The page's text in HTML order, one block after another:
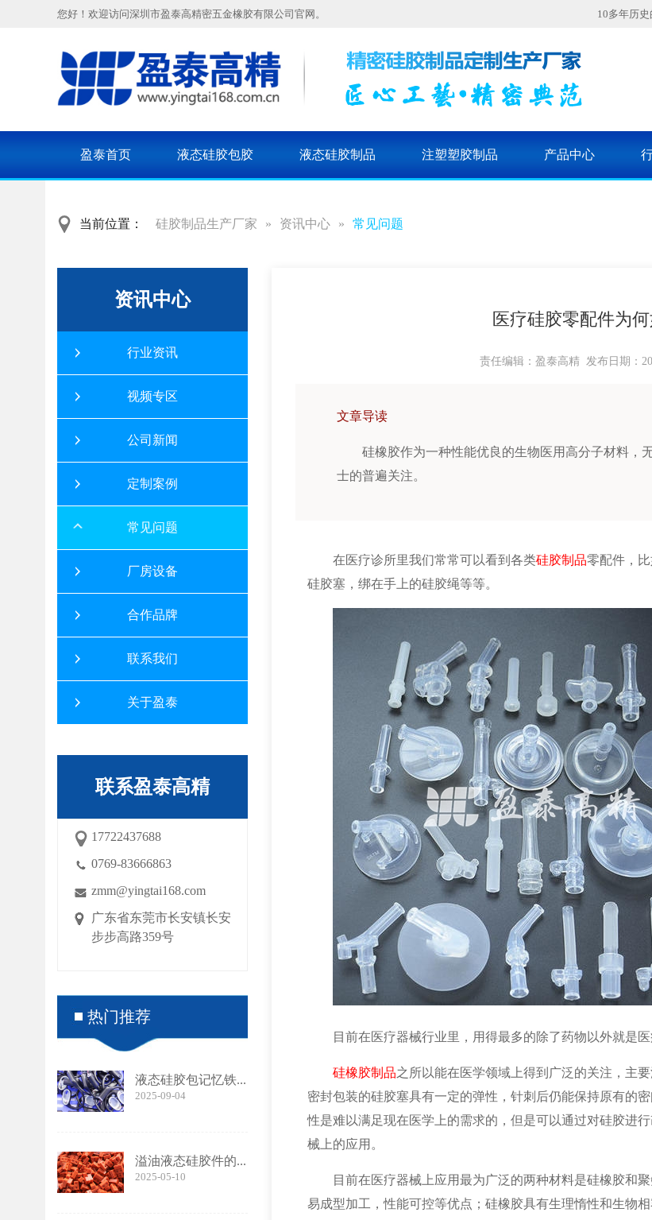
您好！欢迎访问深圳市盈泰高精密五金橡胶有限公司官网。 10多年历史
盈泰首页 液态硅胶包胶 液态硅胶制品 注塑塑胶制品 产品中心
当前位置： 硅胶制品生产厂家 » 资讯中心 » 常见问题
医疗硅胶零配件为
责任编辑：盈泰高精 发布日期：
文章导读
硅橡胶作为一种性能优良的生物医用高分子材料，
士的普遍关注。
在医疗诊所里我们常常可以看到各类硅胶制品零配件，
硅胶塞，绑在手上的硅胶绳等等。
目前在医疗器械行业里，用得最多的除了药物以外就是
硅橡胶制品之所以能在医学领域上得到广泛的关注，主
密封包装的硅胶塞具有一定的弹性，针刺后仍能保持原有的
性是难以满足现在医学上的需求的，但是可以通过对硅胶进
械上的应用。
目前在医疗器械上应用最为广泛的两种材料是硅橡胶和
易成型加工，性能可控等优点；硅橡胶具有生理惰性和生物
资讯中心
行业资讯
视频专区
公司新闻
定制案例
常见问题
厂房设备
合作品牌
联系我们
关于盈泰
联系盈泰高精
17722437688
0769-83666863
zmm@yingtai168.com
广东省东莞市长安镇长安
步步高路359号
热门推荐
液态硅胶包记忆铁...
2025-09-04
溢油液态硅胶件的...
2025-05-10